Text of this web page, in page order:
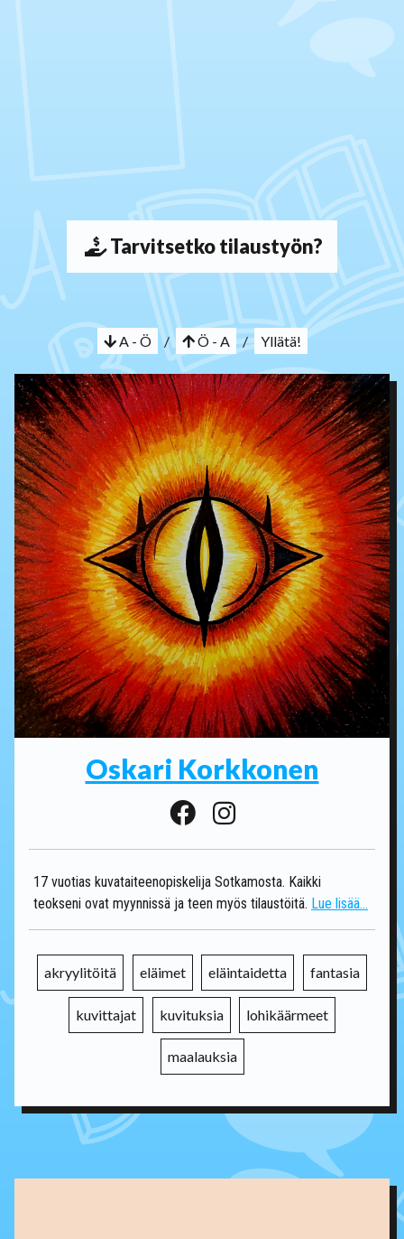
Tarvitsetko tilaustyön?
A - Ö / Ö - A / Yllätä!
Oskari Korkkonen
17 vuotias kuvataiteenopiskelija Sotkamosta. Kaikki
teokseni ovat myynnissä ja teen myös tilaustöitä. Lue lisää...
akryylitöitä eläimet eläintaidetta fantasia
kuvittajat kuvituksia lohikäärmeet
maalauksia